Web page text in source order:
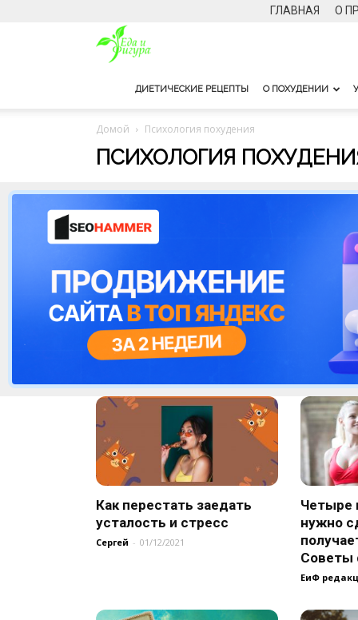
ГЛАВНАЯ О
и
фигура
ДИЕТИЧЕСКИЕ РЕЦЕПТЫ О ПОХУДЕНИИ
Домой Психология похудения
ПСИХОЛОГИЯ
Как перестать заедать
усталость и стресс
Сергей - 01/12/2021
Четыре
нужно
Советы
ЕиФ